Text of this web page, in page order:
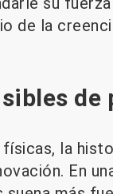
de la
de
la
En